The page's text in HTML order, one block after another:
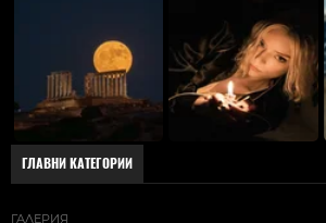
ГЛАВНИ КАТЕГОРИИ
ГАЛЕРИЯ